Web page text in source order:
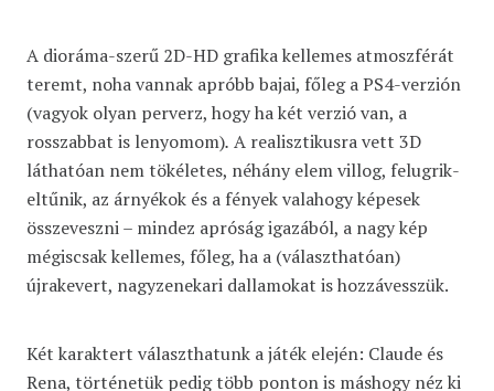
A dioráma-szerű 2D-HD grafika kellemes atmoszférát
teremt, noha vannak apróbb bajai, főleg a PS4-verzión
(vagyok olyan perverz, hogy ha két verzió van, a
rosszabbat is lenyomom). A realisztikusra vett 3D
láthatóan nem tökéletes, néhány elem villog, felugrik-
eltűnik, az árnyékok és a fények valahogy képesek
összeveszni – mindez apróság igazából, a nagy kép
mégiscsak kellemes, főleg, ha a (választhatóan)
újrakevert, nagyzenekari dallamokat is hozzávesszük.
Két karaktert választhatunk a játék elején: Claude és
Rena, történetük pedig több ponton is máshogy néz ki